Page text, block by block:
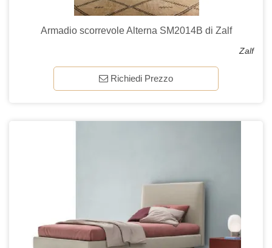
Armadio scorrevole Alterna SM2014B di Zalf
Zalf
Richiedi Prezzo